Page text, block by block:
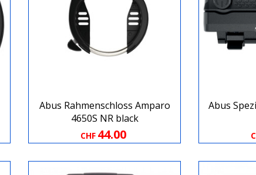
Abus Rahmenschloss Amparo
4650S NR black
CHF 44.00
Abus